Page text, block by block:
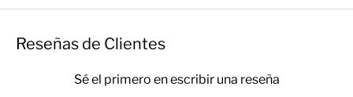
Reseñas de Clientes
Sé el primero en escribir una reseña